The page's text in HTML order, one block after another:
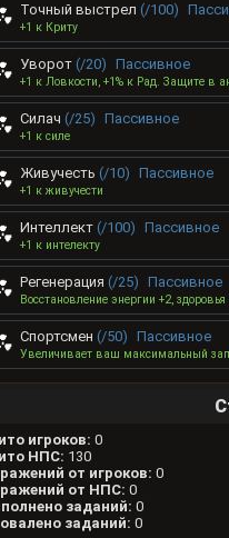
Точный выстрел (/100)
+1 к Криту
Уворот (/20) Пассивное
+1 к Ловкости, +1% к Рад. Защите в
Силач (/25) Пассивное
+1 к силе
Живучесть (/10) Пассивное
+1 к живучести
Интеллект (/100) Пассивное
+1 к интелекту
Регенерация (/25) Пассивное
Восстановление энергии +2,
Спортсмен (/50) Пассивное
Увеличивает ваш максимальный
игроков: 0
НПС: 130
от игроков: 0
от НПС: 0
заданий: 0
заданий: 0